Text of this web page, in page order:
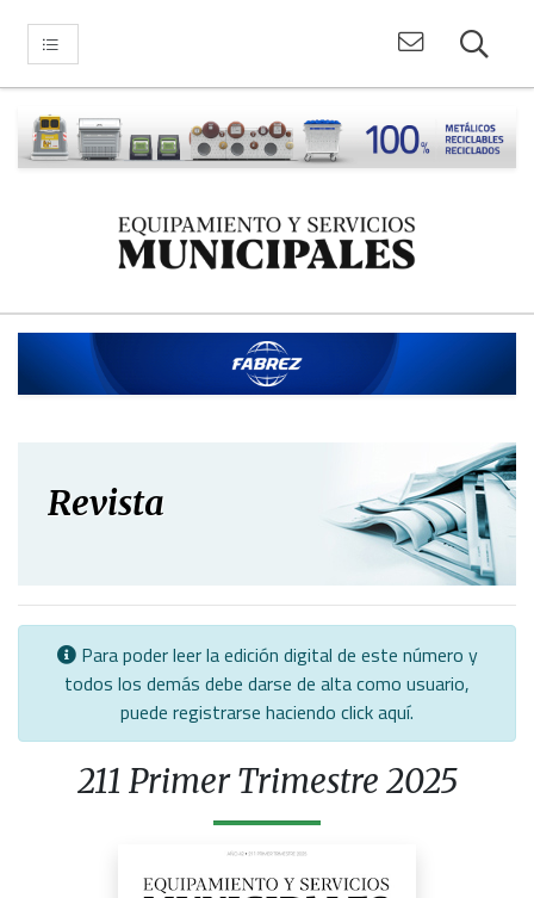
Revista
Para poder leer la edición digital de este número y
todos los demás debe darse de alta como usuario,
puede registrarse haciendo clickaquí.
211 Primer Trimestre 2025